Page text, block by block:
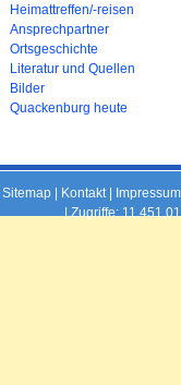
überspringen
Heimattreffen/-reisen
Ansprechpartner
Ortsgeschichte
Literatur und Quellen
Bilder
Quackenburg heute
Sitemap| Kontakt| Impressum
|Zugriffe: